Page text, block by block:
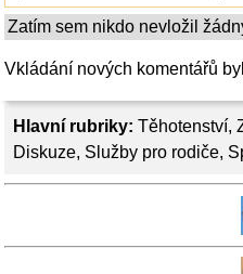
Hlavní rubriky: Těhotenství,
Diskuze, Služby pro rodiče,
Zatím sem nikdo nevložil
Vkládání nových komentářů